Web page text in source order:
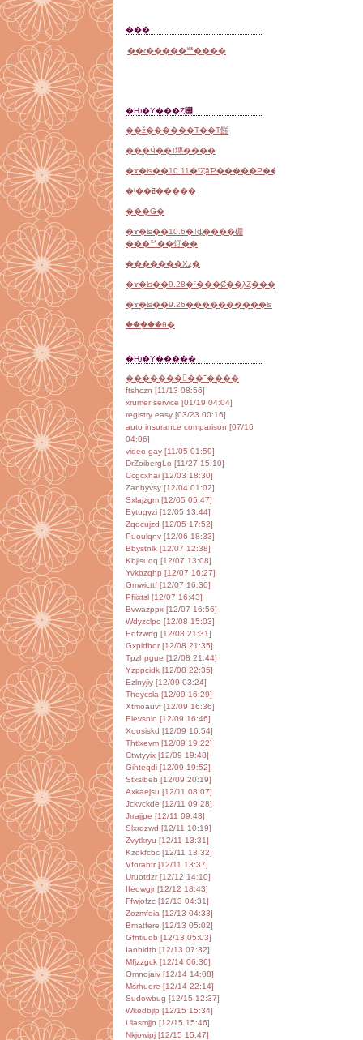
���
��ɾ�����ꥲ����
�Ƕ�Υ���Ȥ꡼
��ž������Τ��Τ餻
���Ӵ��˥塼����
�ˡ��ߥ�����
���Ǥ�
�ɤ�ʪ��10.6�˥ȡ����硼
���ꥢ��饤��
�������Хȥ�
�ɤ�ʪ��9.28�ˤ���Ȼ��֤λȤ���
�ɤ�ʪ��9.26����������ʪ
���֤��θ�
�Ƕ�Υ�����
���������־����
ftshczn [11/13 08:56]
xrumer service [01/19 04:04]
registry easy [03/23 00:16]
auto insurance comparison [07/16
04:06]
video gay [11/05 01:59]
DrZoibergLo [11/27 15:10]
Ccgcxhai [12/03 18:30]
Zanbyvsy [12/04 01:02]
Sxlajzgm [12/05 05:47]
Eytugyzi [12/05 13:44]
Zqocujzd [12/05 17:52]
Puoulqnv [12/06 18:33]
Bbystnlk [12/07 12:38]
Kbjlsuqq [12/07 13:08]
Yvkbzqhp [12/07 16:27]
Gmwicttf [12/07 16:30]
Pfiixtsl [12/07 16:43]
Bvwazppx [12/07 16:56]
Wdyzclpo [12/08 15:03]
Edfzwrfg [12/08 21:31]
Gxpldbor [12/08 21:35]
Tpzhpgue [12/08 21:44]
Yzppcidk [12/08 22:35]
Ezlnyjiy [12/09 03:24]
Thoycsla [12/09 16:29]
Xtmoauvf [12/09 16:36]
Elevsnlo [12/09 16:46]
Xoosiskd [12/09 16:54]
Thtlxevm [12/09 19:22]
Ctwtyyix [12/09 19:48]
Gihteqdi [12/09 19:52]
Stxslbeb [12/09 20:19]
Axkaejsu [12/11 08:07]
Jckvckde [12/11 09:28]
Jrrajjpe [12/11 09:43]
Slxrdzwd [12/11 10:19]
Zvytkryu [12/11 13:31]
Kzqkfcbc [12/11 13:32]
Vforabfr [12/11 13:37]
Uruotdzr [12/12 14:10]
Ifeowgjr [12/12 18:43]
Ffwjofzc [12/13 04:31]
Zozmfdia [12/13 04:33]
Bmatfere [12/13 05:02]
Gfntiuqb [12/13 05:03]
Iaobidtb [12/13 07:32]
Mfjzzgck [12/14 06:36]
Omnojaiv [12/14 14:08]
Msrhuore [12/14 22:14]
Sudowbug [12/15 12:37]
Wkedbjlp [12/15 15:34]
Ulasmjjn [12/15 15:46]
Nkjowipj [12/15 15:47]